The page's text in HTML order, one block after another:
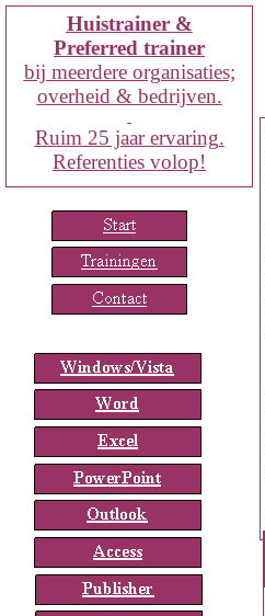
Huistrainer &
Preferred trainer
bij meerdere organisaties;
overheid & bedrijven.
Ruim 25 jaar ervaring.
Referenties volop!